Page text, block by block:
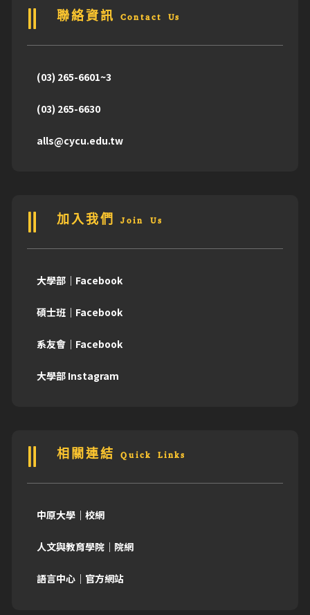
聯絡資訊 Contact Us
(03) 265-6601~3
(03) 265-6630
alls@cycu.edu.tw
加入我們 Join Us
大學部｜Facebook
碩士班｜Facebook
系友會｜Facebook
大學部 Instagram
相關連結 Quick Links
中原大學｜校網
人文與教育學院｜院網
語言中心｜官方網站